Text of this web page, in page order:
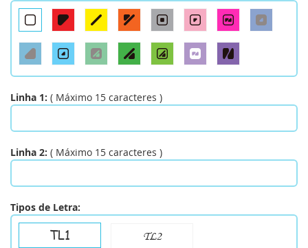
Linha 1: ( Máximo 15 caracteres )
Linha 2: ( Máximo 15 caracteres )
Tipos de Letra:
TL1 TL2